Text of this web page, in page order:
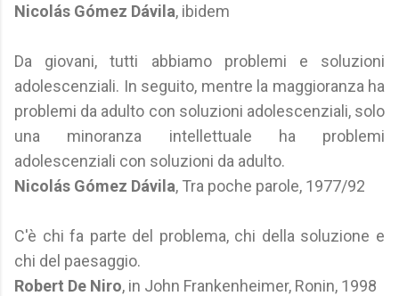
Nicolás Gómez Dávila, ibidem
Da giovani, tutti abbiamo problemi e soluzioni
adolescenziali. In seguito, mentre la maggioranza ha
problemi da adulto con soluzioni adolescenziali, solo
una minoranza intellettuale ha problemi
adolescenziali con soluzioni da adulto.
Nicolás Gómez Dávila, Tra poche parole, 1977/92
C'è chi fa parte del problema, chi della soluzione e
chi del paesaggio.
Robert De Niro, in John Frankenheimer, Ronin, 1998